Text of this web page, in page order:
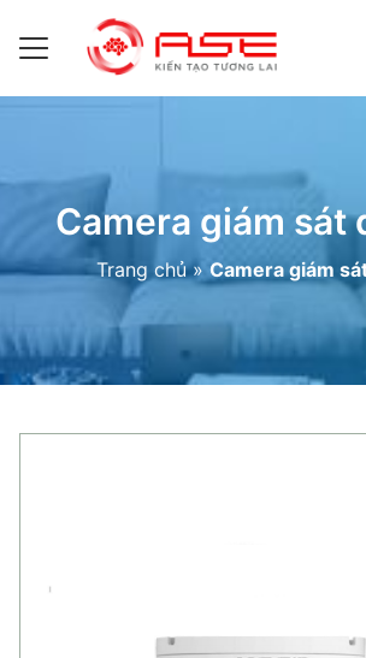
Camera giám sát
Trang chủ» Camera giám